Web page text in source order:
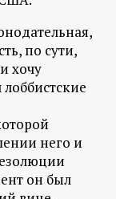
по сути,
хочу
него и
он был